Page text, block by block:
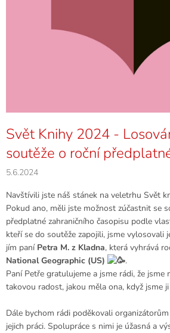
Svět Knihy 2024 -
soutěže o roční
5.6.2024
Navštívili jste náš stánek na veletrhu Svět
Pokud ano, měli jste možnost zúčastnit se
předplatné zahraničního časopisu podle
kteří se do soutěže zapojili, jsme vylosovali
jím paní Petra M. z Kladna, která vyhrává
National Geographic (US)
.
Paní Petře gratulujeme a jsme rádi, že
takovou radost, jakou měla ona, když jsme
Dále bychom rádi poděkovali
jejich práci. Spolupráce s nimi je úžasná a